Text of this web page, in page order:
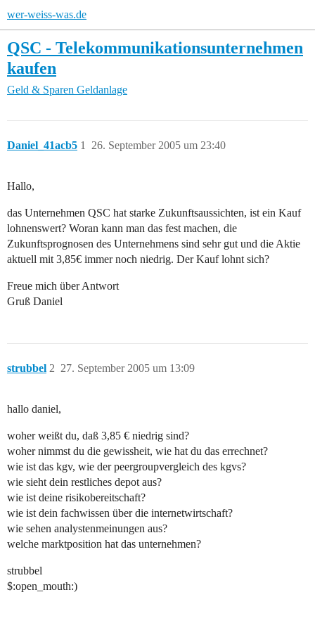
wer-weiss-was.de
QSC - Telekommunikationsunternehmen
kaufen
Geld & Sparen Geldanlage
Daniel_41acb5 26. September 2005 um 23:40
1
Hallo,
das Unternehmen QSC hat starke Zukunftsaussichten, ist ein Kauf
lohnenswert? Woran kann man das fest machen, die
Zukunftsprognosen des Unternehmens sind sehr gut und die Aktie
aktuell mit 3,85€ immer noch niedrig. Der Kauf lohnt sich?
Freue mich über Antwort
Gruß Daniel
strubbel 27. September 2005 um 13:09
2
hallo daniel,
woher weißt du, daß 3,85 € niedrig sind?
woher nimmst du die gewissheit, wie hat du das errechnet?
wie ist das kgv, wie der peergroupvergleich des kgvs?
wie sieht dein restliches depot aus?
wie ist deine risikobereitschaft?
wie ist dein fachwissen über die internetwirtschaft?
wie sehen analystenmeinungen aus?
welche marktposition hat das unternehmen?
strubbel
$:open_mouth:)